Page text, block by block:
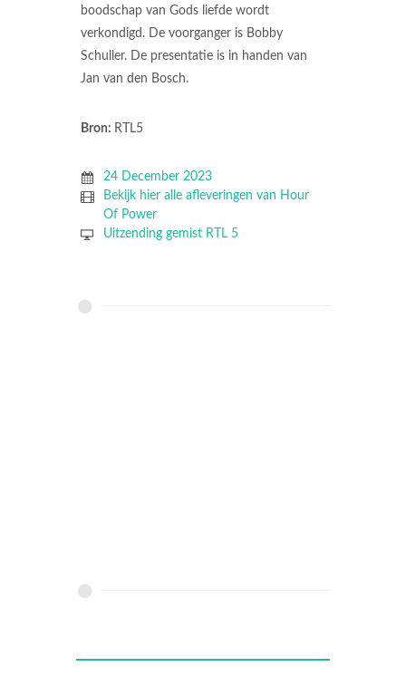
boodschap van Gods liefde wordt
verkondigd. De voorganger is Bobby
Schuller. De presentatie is in handen van
Jan van den Bosch.
Bron: RTL5
24 December 2023
Bekijk hier alle afleveringen van Hour
Of Power
Uitzending gemist RTL 5